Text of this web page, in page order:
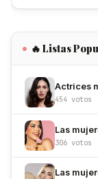
🔥 Listas
Actrices
454 votos
Las
306 votos
Las